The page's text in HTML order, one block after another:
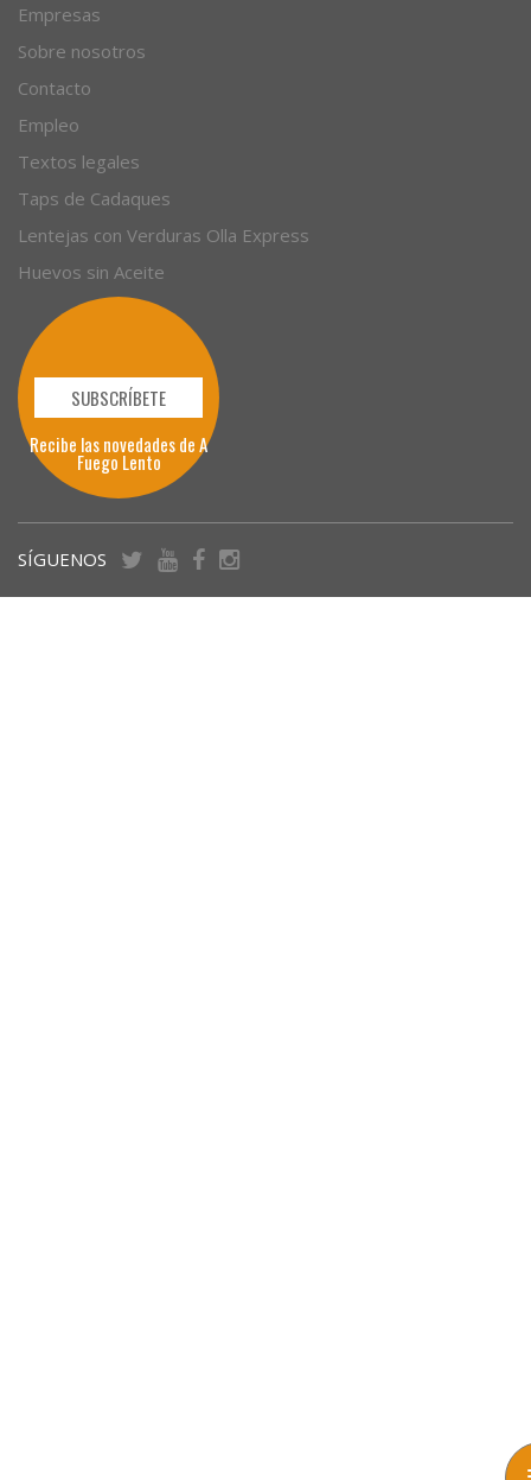
Empresas
Sobre nosotros
Contacto
Empleo
Textos legales
Taps de Cadaques
Lentejas con Verduras Olla Express
Huevos sin Aceite
SUBSCRÍBETE
Recibe las novedades de A
Fuego Lento
SÍGUENOS